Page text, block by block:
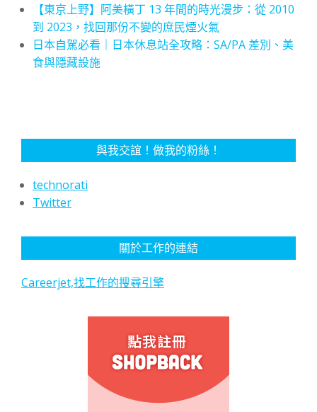
【東京上野】阿美橫丁 13 年間的時光漫步：從 2010
到 2023，找回那份不變的庶民煙火氣
日本自駕必看｜日本休息站全攻略：SA/PA 差別、美
食與隱藏設施
與我交誼！做我的粉絲！
technorati
Twitter
關於工作的連結
Careerjet,找工作的搜尋引擎